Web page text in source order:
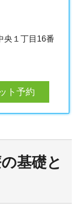
央１丁目16番
ト予約
基礎と